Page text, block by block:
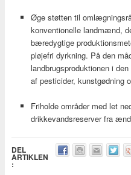
Øge støtten til
konventionelle landmænd,
bæredygtige
pløjefri dyrkning. På den
landbrugsproduktionen i
af pesticider, kunstgødning
Friholde områder med let
drikkevandsreserver fra
DEL
ARTIKLEN
: